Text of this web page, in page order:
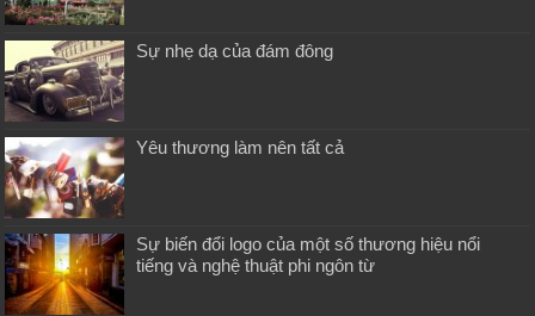
Sự nhẹ dạ của đám đông
Yêu thương làm nên tất cả
Sự biến đổi logo của một số thương hiệu nổi
tiếng và nghệ thuật phi ngôn từ